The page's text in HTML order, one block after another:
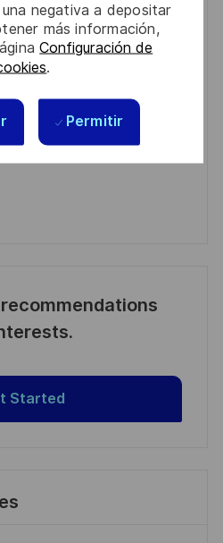
negativa a depositar
más información,
Configuración de
.
Permitir
del procesamiento de
Started